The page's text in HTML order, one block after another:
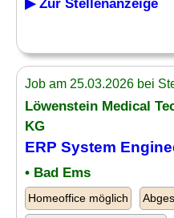
▶ Zur Stellenanzeige
Job am 25.03.2026 bei
Löwenstein Medical
KG
ERP System
• Bad Ems
Homeoffice möglich